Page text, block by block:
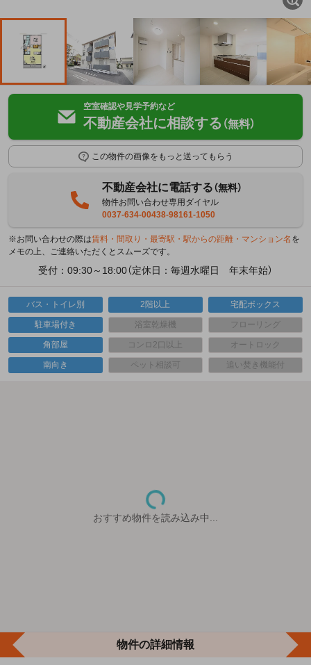
空室確認や見学予約など
不動産会社に相談する （無料）
この物件の画像をもっと送ってもらう
不動産会社に電話する（無料）
物件お問い合わせ専用ダイヤル
0037-634-00438-98161-1050
※お問い合わせの際は賃料・間取り・最寄駅・駅からの距離・マンション名 を
メモの上、ご連絡いただくとスムーズです。
受付：09:30～18:00（定休日：毎週水曜日 年末年始）
バス・トイレ別 2階以上 宅配ボックス
駐車場付き 浴室乾燥機 フローリング
角部屋 コンロ2口以上 オートロック
南向き ペット相談可 追い焚き機能付
おすすめ物件を読み込み中...
物件の詳細情報